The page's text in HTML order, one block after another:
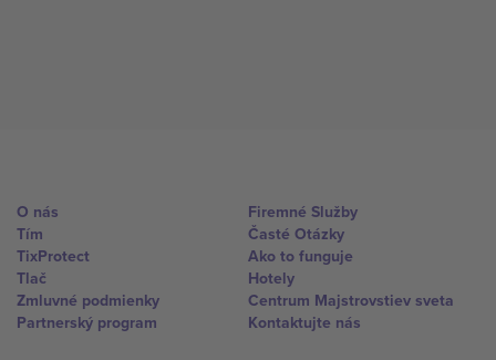
O nás
Tím
TixProtect
Tlač
Zmluvné podmienky
Partnerský program
Firemné Služby
Časté Otázky
Ako to funguje
Hotely
Centrum Majstrovstiev sveta
Kontaktujte nás